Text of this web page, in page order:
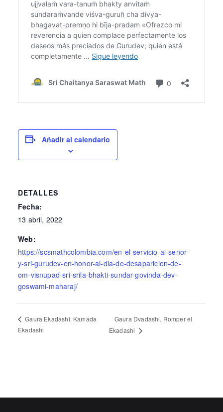
Añadir al calendario
DETALLES
Fecha:
13 abril, 2022
Web:
https://scsmathcolombia.com/en-el-servicio-al-senor-
y-sri-gurudev-en-honor-al-dia-de-desaparicion-de-
om-visnupad-sri-srila-bhakti-sundar-govinda-dev-
goswami-maharaj/
Gaura Ekadashi. Kamada
Ekadashi
Gaura Dvadashi. Romper el
Ekadashi